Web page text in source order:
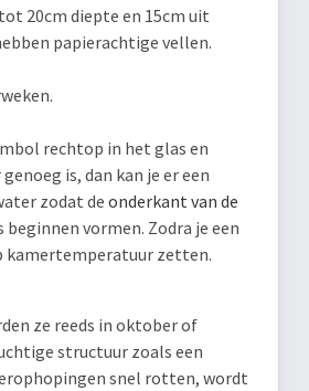
20cm diepte en 15cm uit
papierachtige vellen.
rechtop in het glas en
is, dan kan je er een
zodat de onderkant van de
vormen. Zodra je een
kamertemperatuur zetten.
ze reeds in oktober of
structuur zoals een
snel rotten, wordt